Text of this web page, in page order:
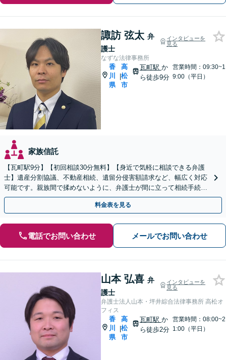
諏訪 弦太 弁
護士
インタビューを
見る
なずな法律事務所
香
川
県
|
高
松
市
瓦町駅 か
ら徒歩9分
営業時間：09:30~1
9:00（平日）
家族信託
【瓦町駅9分】【初回相談30分無料】【身近で気軽に相談できる弁護
士】遺産分割協議、不動産相続、遺留分侵害額請求など、幅広く対応
可能です。親族間で揉めないように、弁護士が間に立って相続手続き
をサポートします。【電話相談可】【休日・夜間対応】
料金表を見る
電話でお問い合わせ メールでお問い合わせ
山本 弘喜 弁
護士
インタビューを
見る
弁護士法人山本・坪井綜合法律事務所 高松オ
フィス
香
川
県
|
高
松
市
瓦町駅 か
ら徒歩2分
営業時間：08:00~2
1:00（平日）